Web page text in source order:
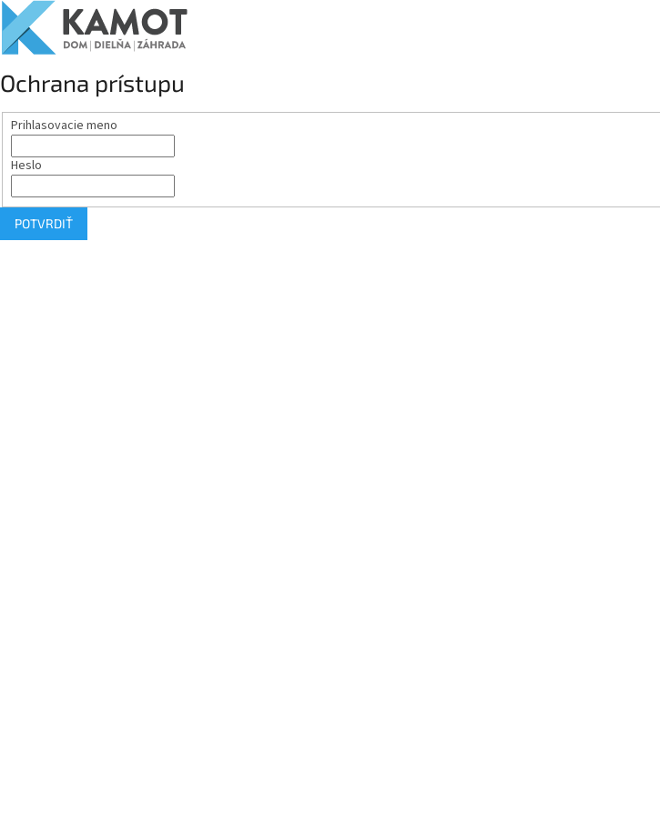
Ochrana prístupu
Prihlasovacie meno
Heslo
POTVRDIŤ